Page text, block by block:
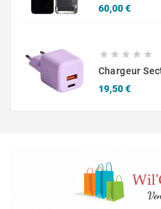
60,00 €Prix
    
19,50 €Prix